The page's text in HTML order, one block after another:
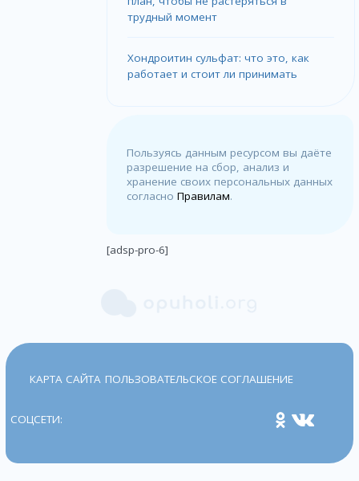
трудный момент
Хондроитин сульфат: что это, как
работает и стоит ли принимать
Пользуясь данным ресурсом вы даёте
разрешение на сбор, анализ и
хранение своих персональных данных
согласноПравилам.
[adsp-pro-6]
КАРТА САЙТА ПОЛЬЗОВАТЕЛЬСКОЕ СОГЛАШЕНИЕ
СОЦСЕТИ: